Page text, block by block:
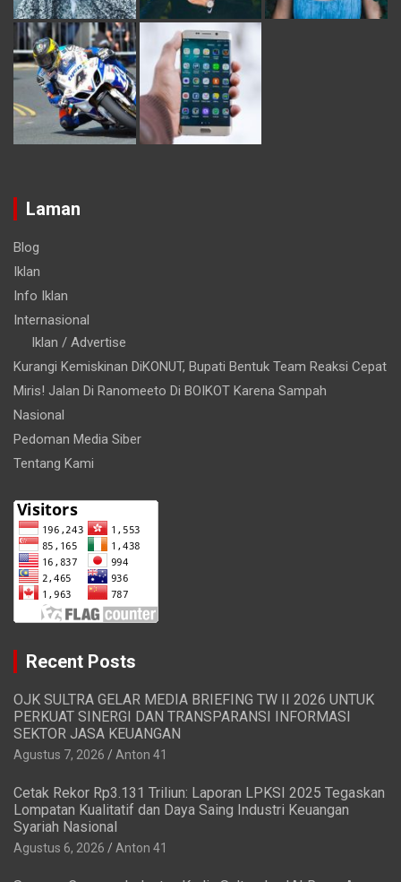
Laman
Blog
Iklan
Info Iklan
Internasional
Iklan / Advertise
Kurangi Kemiskinan DiKONUT, Bupati Bentuk Team Reaksi Cepat
Miris! Jalan Di Ranomeeto Di BOIKOT Karena Sampah
Nasional
Pedoman Media Siber
Tentang Kami
Recent Posts
OJK SULTRA GELAR MEDIA BRIEFING TW II 2026 UNTUK
PERKUAT SINERGI DAN TRANSPARANSI INFORMASI
SEKTOR JASA KEUANGAN
Agustus 7, 2026 Anton 41
Cetak Rekor Rp3.131 Triliun: Laporan LPKSI 2025 Tegaskan
Lompatan Kualitatif dan Daya Saing Industri Keuangan
Syariah Nasional
Agustus 6, 2026 Anton 41